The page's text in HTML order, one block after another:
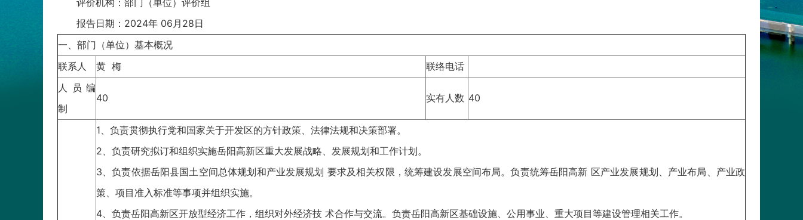
评价机构：部门（单位）评价组
报告日期：2024年 06月28日
一、部门（单位）基本概况
联系人
黄 梅
联络电话
人员编
制
40 实有人数 40
1、负责贯彻执行党和国家关于开发区的方针政策、法律法规和决策部署。
2、负责研究拟订和组织实施岳阳高新区重大发展战略、发展规划和工作计划。
3、负责依据岳阳县国土空间总体规划和产业发展规划 要求及相关权限，统筹建设发展空间布局。负责统筹岳阳高新 区产业发展规划、产业布局、产业政
策、项目准入标准等事项并组织实施。
4、负责岳阳高新区开放型经济工作，组织对外经济技 术合作与交流。负责岳阳高新区基础设施、公用事业、重大项目等建设管理相关工作。